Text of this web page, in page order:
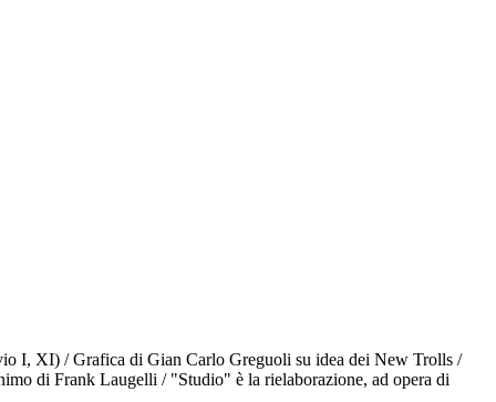
I, XI) / Grafica di Gian Carlo Greguoli su idea dei New Trolls /
di Frank Laugelli / "Studio" è la rielaborazione, ad opera di